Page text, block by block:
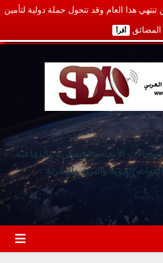
تنتهي هذا العام وقد تتحول حملة دولية لتأمين
المضائق أقرأ
الأمنية والعسكرية والدفاعية،
الجوية والبرية والبحرية